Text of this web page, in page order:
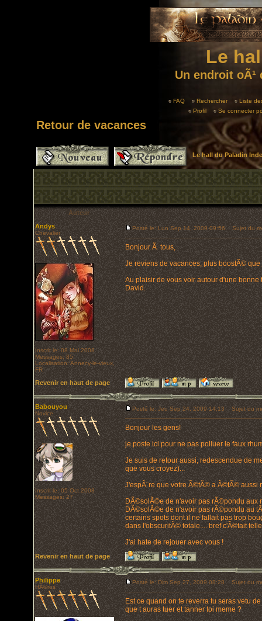
Le
Un endroit
FAQ Rechercher
Liste
Profil
Se connecter
Retour de vacances
Le hall du Paladin
Auteur
Andys
Chevalier
Inscrit le: 08 Mai 2008
Messages: 85
Localisation: Annecy-le-vieux,
FR
Posté le: Lun Sep 14, 2009 09:56 Sujet du
Bonjour Ã tous,
Je reviens de vacances, plus boostÃ©
Au plaisir de vous voir autour d'une bonne
David.
Revenir en haut de page
Babouyou
Novice
Inscrit le: 05 Oct 2008
Messages: 27
Posté le: Jeu Sep 24, 2009 14:13 Sujet du
Bonjour les gens!
je poste ici pour ne pas polluer le faux
Je suis de retour aussi, redescendue de
que vous croyez)...
J'espÃ¨re que votre Ã©tÃ© a Ã©tÃ© aussi
DÃ©solÃ©e de n'avoir pas rÃ©pondu aux
DÃ©solÃ©e de n'avoir pas rÃ©pondu au
certains spots dont il ne fallait pas trop
dans l'obscuritÃ© totale.... bref c'Ã©tait
J'ai hate de rejouer avec vous !
Revenir en haut de page
Philippe
HÃ©ros
Posté le: Dim Sep 27, 2009 08:28 Sujet du
Est ce quand on te reverra tu seras vetu
que t auras tuer et tanner toi meme ?